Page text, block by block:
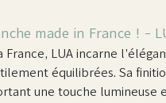
made in France ! -
LUA incarne
équilibrées. Sa
une touche lumineuse